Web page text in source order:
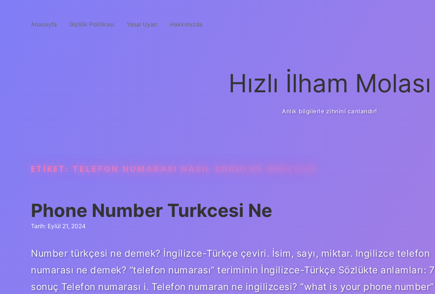
Anasayfa Gizlilik Politikası Yasal Uyarı Hakkımızda
Hızlı İlham Molası
Anlık bilgilerle zihnini canlandır!
ETIKET: TELEFON NUMARASI NASIL SORULUR INGILIZCE
Phone Number Turkcesi Ne
Tarih: Eylül 21, 2024
Number türkçesi ne demek? İngilizce-Türkçe çeviri. İsim, sayı, miktar. Ingilizce telefon
numarası ne demek? “telefon numarası” teriminin İngilizce-Türkçe Sözlükte anlamları: 7
sonuç Telefon numarası i. Telefon numaran ne ingilizcesi? “what is your phone number”